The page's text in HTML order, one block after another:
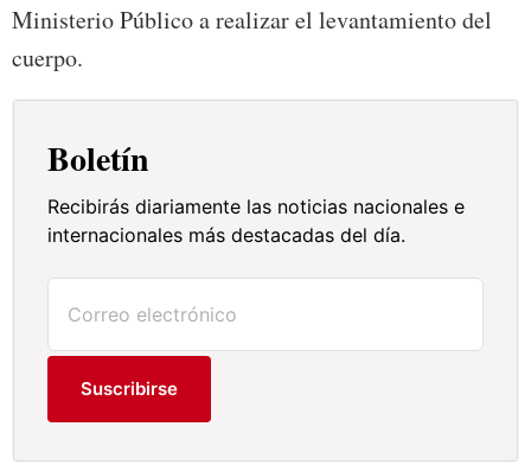
Ministerio Público a realizar el levantamiento del
cuerpo.
Boletín
Recibirás diariamente las noticias nacionales e
internacionales más destacadas del día.
Suscribirse